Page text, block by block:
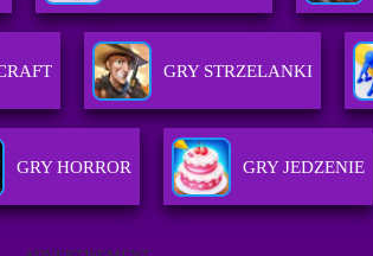
GRY STRZELANKI
GRY HORROR GRY JEDZENIE